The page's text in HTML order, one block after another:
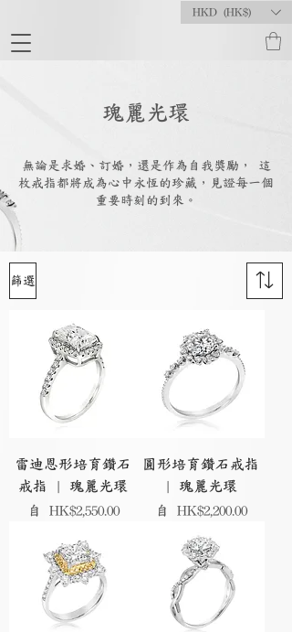
HKD (HK$)
瑰麗光環
無論是求婚、訂婚，還是作為自我獎勵， 這
枚戒指都將成為心中永恆的珍藏，見證每一個
重要時刻的到來。
篩選
雷迪恩形培育鑽石
戒指 | 瑰麗光環
自 HK$2,550.00
促銷價格
圓形培育鑽石戒指
| 瑰麗光環
自 HK$2,200.00
促銷價格